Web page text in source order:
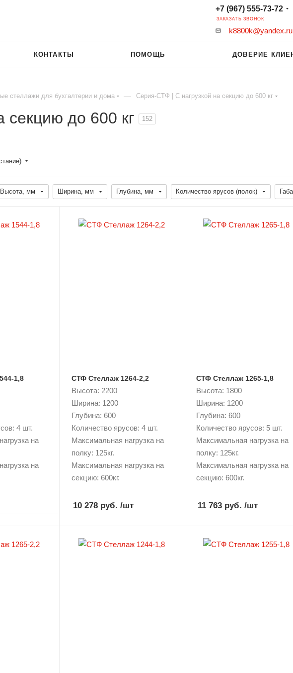
+7 (967) 555-73-72
ЗАКАЗАТЬ ЗВОНОК
k8800k@yandex.ru
КОНТАКТЫ ПОМОЩЬ ДОВЕРИЕ
стеллажи для бухгалтерии и дома — Серия-СТФ | C нагрузкой на секцию до 600 кг
секцию до 600 кг 152
Высота, мм Ширина, мм Глубина, мм Количество ярусов (полок)
1,8
4 шт.
на
на
СТФ Стеллаж 1264-2,2
Высота: 2200
Ширина: 1200
Глубина: 600
Количество ярусов: 4 шт.
Максимальная нагрузка на
полку: 125кг.
Максимальная нагрузка на
секцию: 600кг.
10 278 руб. /шт
СТФ Стеллаж 1265-1,8
Высота: 1800
Ширина: 1200
Глубина: 600
Количество ярусов: 5 шт.
Максимальная нагрузка на
полку: 125кг.
Максимальная нагрузка на
секцию: 600кг.
11 763 руб. /шт